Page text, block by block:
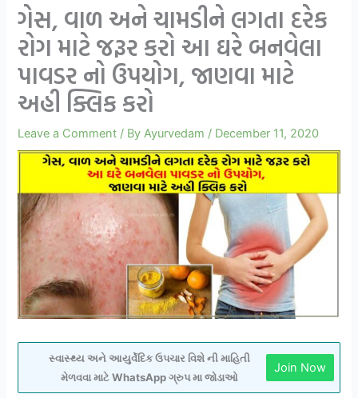
ગેસ, વાળ અને ચામડીને લગતા દરેક
રોગ માટે જરૂર કરો આ ઘરે બનવેલા
પાવડર નો ઉપયોગ, જાણવા માટે
અહી ક્લિક કરો
Leave a Comment / By Ayurvedam / December 11, 2020
સ્વાસ્થ્ય અને આયુર્વેદિક ઉપચાર વિશે ની માહિતી
મેળવવા માટે WhatsApp ગ્રુપ મા જોડાઓ
Join Now